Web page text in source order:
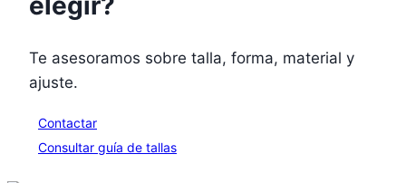
Te asesoramos sobre talla, forma, material y
ajuste.
Contactar
Consultar guía de tallas